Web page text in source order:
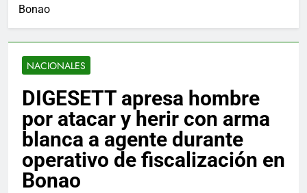
Bonao
NACIONALES
DIGESETT apresa hombre
por atacar y herir con arma
blanca a agente durante
operativo de fiscalización en
Bonao